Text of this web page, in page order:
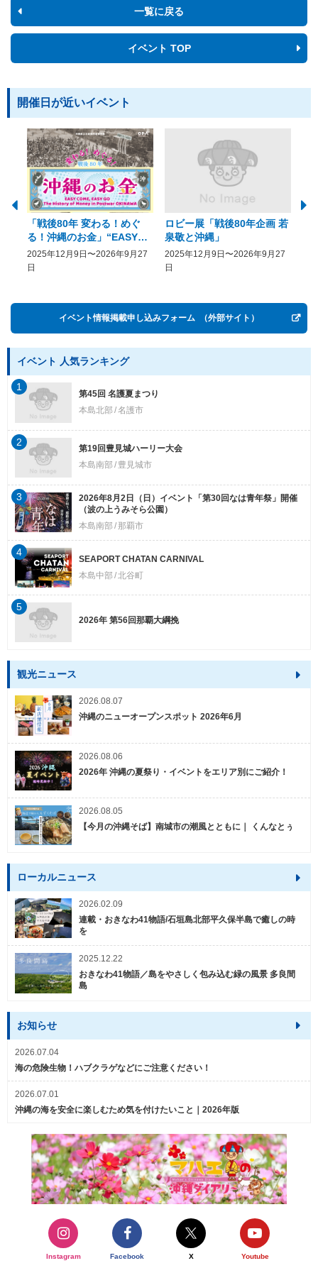
一覧に戻る
イベント TOP
開催日が近いイベント
「戦後80年 変わる！めぐ
る！沖縄のお金」“EASY
COME, EASY GO － The
History of Money in
2025年12月9日〜2026年9月27
日
ロビー展「戦後80年企画 若
泉敬と沖縄」
2025年12月9日〜2026年9月27
日
イベント情報掲載申し込みフォーム （外部サイト）
イベント 人気ランキング
第45回 名護夏まつり
本島北部 名護市
1
第19回豊見城ハーリー大会
本島南部
豊見城市
2
2026年8月2日（日）イベント「第30回なは青年祭」開催
（波の上うみそら公園）
本島南部
那覇市
3
SEAPORT CHATAN CARNIVAL
本島中部 北谷町
4
2026年 第56回那覇大綱挽
5
観光ニュース
2026.08.07
沖縄のニューオープンスポット 2026年6月
2026.08.06
2026年 沖縄の夏祭り・イベントをエリア別にご紹介！
2026.08.05
【今月の沖縄そば】南城市の潮風とともに｜ くんなとぅ
ローカルニュース
2026.02.09
連載・おきなわ41物語/石垣島北部平久保半島で癒しの時
を
2025.12.22
おきなわ41物語／島をやさしく包み込む緑の風景 多良間
島
お知らせ
2026.07.04
海の危険生物！ハブクラゲなどにご注意ください！
2026.07.01
沖縄の海を安全に楽しむため気を付けたいこと｜2026年版
Instagram Facebook X Youtube